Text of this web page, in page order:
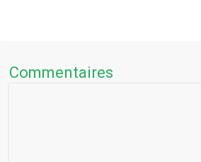
Commentaires